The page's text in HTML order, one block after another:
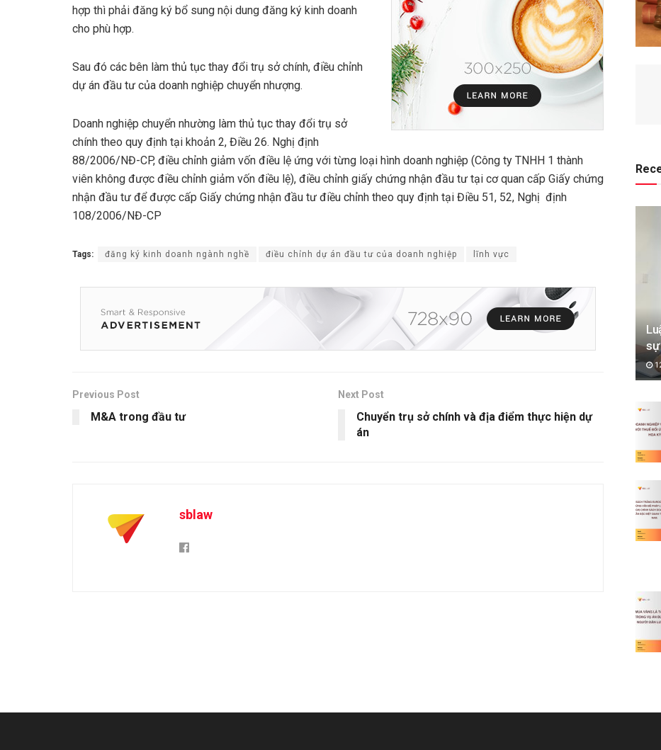
hợp thì phải đăng ký bổ sung nội dung đăng ký kinh doanh
cho phù hợp.
Sau đó các bên làm thủ tục thay đổi trụ sở chính, điều chỉnh
dự án đầu tư của doanh nghiệp chuyển nhượng.
Doanh nghiệp chuyển nhường làm thủ tục thay đổi trụ sở
chính theo quy định tại khoản 2, Điều 26. Nghị định
88/2006/NĐ-CP, điều chỉnh giảm vốn điều lệ ứng với từng loại hình doanh nghiệp (Công ty TNHH 1 thành
viên không được điều chỉnh giảm vốn điều lệ), điều chỉnh giấy chứng nhận đầu tư tại cơ quan cấp Giấy chứng
nhận đầu tư để được cấp Giấy chứng nhận đầu tư điều chỉnh theo quy định tại Điều 51, 52, Nghị định
108/2006/NĐ-CP
Tags: đăng ký kinh doanh ngành nghề điều chỉnh dự án đầu tư của doanh nghiệp lĩnh vực
Previous Post
M&A trong đầu tư
Next Post
Chuyển trụ sở chính và địa điểm thực hiện dự
án
sblaw
sự